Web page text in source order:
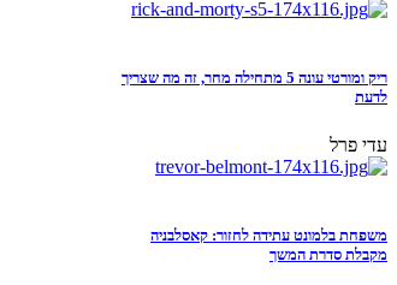
ריק ומורטי עונה 5 מתחילה מחר, זה מה שצריך
לדעת
עדי פרל
משפחת בלמונט עתידה לחזור: קאסלבניה
מקבלת סדרת המשך